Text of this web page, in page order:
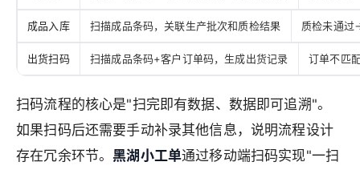
成品入库 扫描成品条码，关联生产批次和质检结果 质检未通过
出货扫码 扫描成品条码+客户订单码，生成出货记录 订单不匹
扫码流程的核心是"扫完即有数据、数据即可追溯"。
如果扫码后还需要手动补录其他信息，说明流程设计
存在冗余环节。黑湖小工单通过移动端扫码实现"一扫